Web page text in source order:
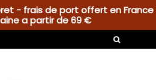
- frais de port offert en France
a partir de 69 €